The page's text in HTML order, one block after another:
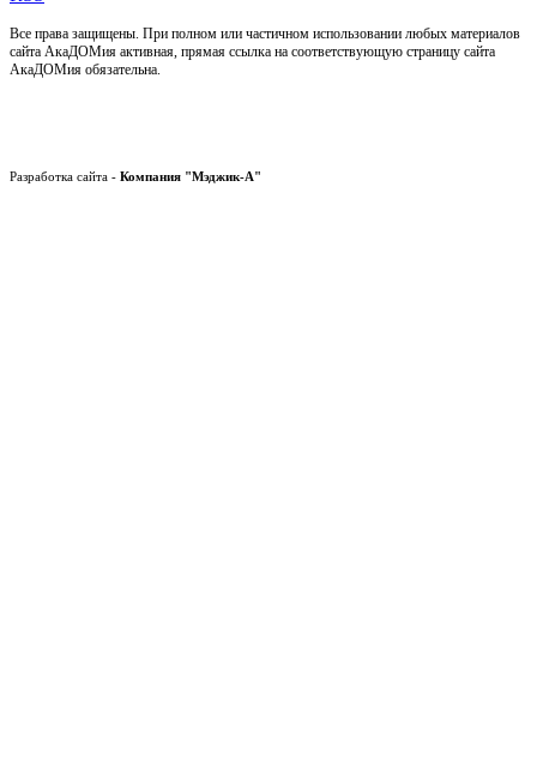
Все права защищены. При полном или частичном использовании любых материалов
сайта АкаДОМия активная, прямая ссылка на соответствующую страницу сайта
АкаДОМия обязательна.
Разработка сайта - Компания "Мэджик-А"